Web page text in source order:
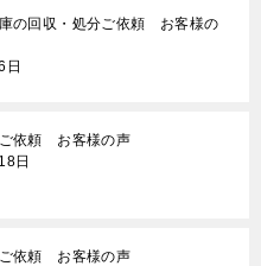
庫の回収・処分ご依頼 お客様の
日
依頼 お客様の声
日
依頼 お客様の声